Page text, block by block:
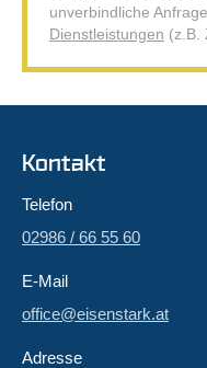
unverbindliche
Dienstleistungen (z.B.
Kontakt
Telefon
02986 / 66 55 60
E-Mail
office@eisenstark.at
Adresse